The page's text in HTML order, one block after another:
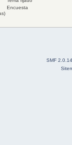
Encuesta
SMF 2.0.14